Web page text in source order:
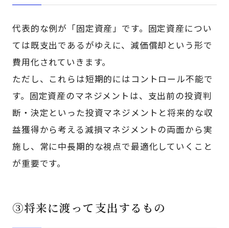
代表的な例が「固定資産」です。固定資産につい
ては既支出であるがゆえに、減価償却という形で
費用化されていきます。
ただし、これらは短期的にはコントロール不能で
す。固定資産のマネジメントは、支出前の投資判
断・決定といった投資マネジメントと将来的な収
益獲得から考える減損マネジメントの両面から実
施し、常に中長期的な視点で最適化していくこと
が重要です。
③将来に渡って支出するもの